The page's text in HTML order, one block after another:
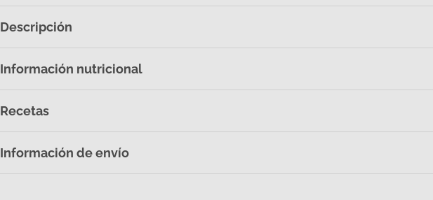
Descripción
Información nutricional
Recetas
Información de envío